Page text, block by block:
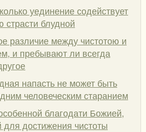
уединение содействует
блудной
различие между чистотою и
и пребывают ли всегда
напасть не может быть
человеческим старанием
благодати Божией,
для достижения чистоты